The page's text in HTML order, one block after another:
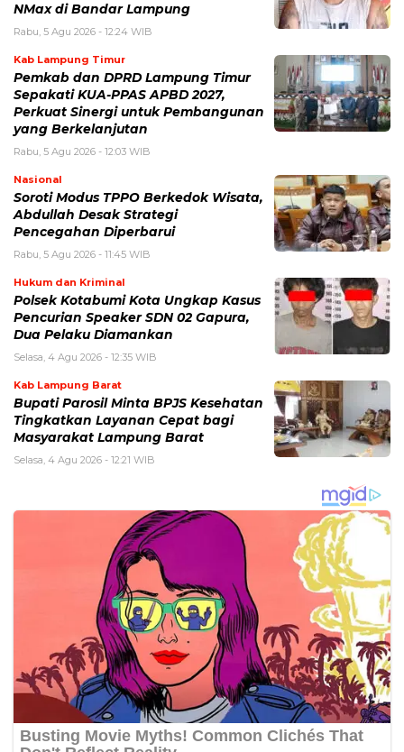
NMax di Bandar Lampung
Rabu, 5 Agu 2026 - 12:24 WIB
Kab Lampung Timur
Pemkab dan DPRD Lampung Timur
Sepakati KUA-PPAS APBD 2027,
Perkuat Sinergi untuk Pembangunan
yang Berkelanjutan
Rabu, 5 Agu 2026 - 12:03 WIB
Nasional
Soroti Modus TPPO Berkedok Wisata,
Abdullah Desak Strategi
Pencegahan Diperbarui
Rabu, 5 Agu 2026 - 11:45 WIB
Hukum dan Kriminal
Polsek Kotabumi Kota Ungkap Kasus
Pencurian Speaker SDN 02 Gapura,
Dua Pelaku Diamankan
Selasa, 4 Agu 2026 - 12:35 WIB
Kab Lampung Barat
Bupati Parosil Minta BPJS Kesehatan
Tingkatkan Layanan Cepat bagi
Masyarakat Lampung Barat
Selasa, 4 Agu 2026 - 12:21 WIB